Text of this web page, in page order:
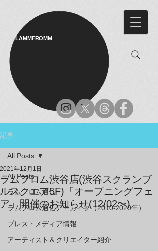
LAMMFROMM​
記事
All Posts
ラムフロム通信
ラムフロム通信アーカイブ（2010-2020年）
プレス・メディア情報
アーティスト＆クリエイター紹介
All Posts
ラムフロム渋谷店(渋谷スクランブ
ルスクエア5F)「オープニングフェ
ア」開催のお知らせ(12/02〜)
2021年12月1日